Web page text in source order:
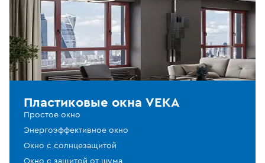
Пластиковые окна VEKA
Простое окно
Энергоэффективное окно
Окно с солнцезащитой
Окно с защитой от шума